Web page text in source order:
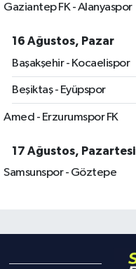
Gaziantep FK - Alanyaspor
16 Ağustos, Pazar
Başakşehir - Kocaelispor
Beşiktaş - Eyüpspor
Amed - Erzurumspor FK
17 Ağustos, Pazartesi
Samsunspor - Göztepe